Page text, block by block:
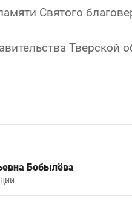
Святого
Тверской
Бобылёва